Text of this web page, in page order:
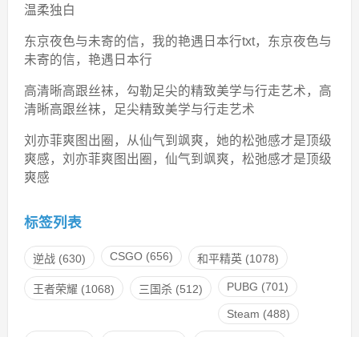
温柔独白
东京夜色与未寄的信，我的艳遇日本行txt，东京夜色与
未寄的信，艳遇日本行
高清晰高跟丝袜，勾勒足尖的精致美学与行走艺术，高
清晰高跟丝袜，足尖精致美学与行走艺术
刘亦菲爽图出圈，从仙气到飒爽，她的松弛感才是顶级
爽感，刘亦菲爽图出圈，仙气到飒爽，松弛感才是顶级
爽感
标签列表
逆战(630) CSGO(656) 和平精英(1078)
王者荣耀 (1068) 三国杀(512) PUBG (701)
Steam (488)